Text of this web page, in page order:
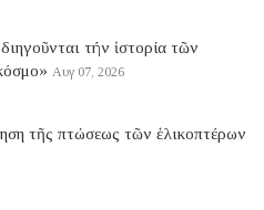
τήν ἱστορία τῶν
Αυγ 07, 2026
τῆς πτώσεως τῶν ἑλικοπτέρων